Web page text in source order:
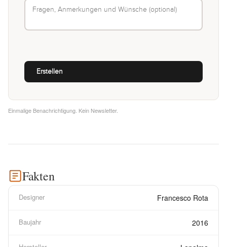
Einmalige Benachrichtigung. Kein Newsletter.
Fakten
Designer Francesco Rota
Baujahr 2016